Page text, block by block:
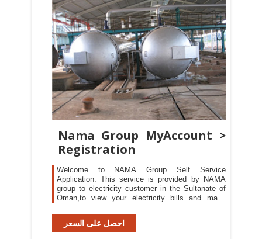
Nama Group MyAccount >
Registration
Welcome to NAMA Group Self Service
Application. This service is provided by NAMA
group to electricity customer in the Sultanate of
Oman,to view your electricity bills and make
احصل على السعر